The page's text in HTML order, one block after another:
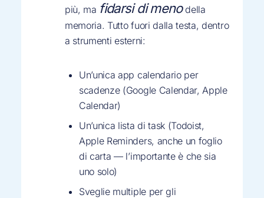
più, ma fidarsi di menodella
memoria. Tutto fuori dalla testa, dentro
a strumenti esterni:
Un’unica app calendario per
scadenze (Google Calendar, Apple
Calendar)
Un’unica lista di task (Todoist,
Apple Reminders, anche un foglio
di carta — l’importante è che sia
uno solo)
Sveglie multiple per gli